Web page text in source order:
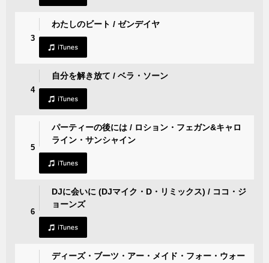
3
わたしのビート / ゼンデイヤ
4
自分を解き放て / ベラ・ソーン
5
パーティーの後には / ロション・フェガン&キャロ
ライン・サンシャイン
6
DJに会いに (DJマイク・D・リミックス) / ココ・ジ
ョーンズ
ディーズ・ブーツ・アー・メイド・フォー・ウォー